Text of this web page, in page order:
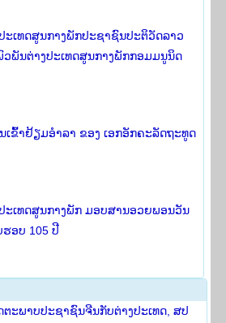
ເທດສູນກາງພັກປະຊາຊົນປະຕິວັດລາວ
ພັນຕ່າງປະເທດສູນກາງພັກກອມມນູນິດ
ຂົ້າຢ້ຽມອໍາລາ ຂອງ ເອກອັກຄະລັດຖະທູດ
ເທດສູນກາງພັກ ມອບສານອວຍພອນວັນ
ອບ 105 ປີ
ະພາບປະຊາຊົນຈີນກັບຕ່າງປະເທດ, ສປ